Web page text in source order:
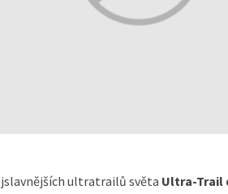
ultratrailů světa Ultra-Trail